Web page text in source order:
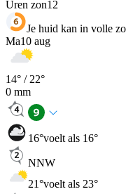
Uren zon12
Je huid kan in volle
Ma10 aug
14° / 22°
0 mm
16°voelt als 16°
NNW
21°voelt als 23°